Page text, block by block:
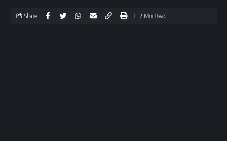
Share 2 Min Read